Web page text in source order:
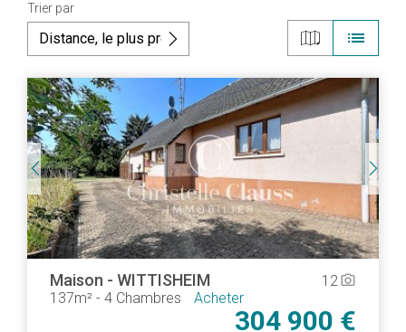
Trier par
list
Maison - WITTISHEIM
137m² - 4 Chambres Acheter
12camera_alt
304 900 €